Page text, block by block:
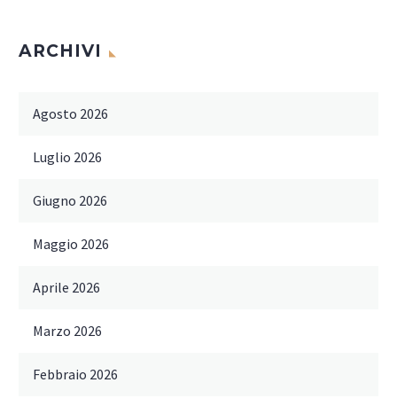
ARCHIVI
Agosto 2026
Luglio 2026
Giugno 2026
Maggio 2026
Aprile 2026
Marzo 2026
Febbraio 2026